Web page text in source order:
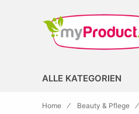
ALLE KATEGORIEN
Home Beauty & Pflege